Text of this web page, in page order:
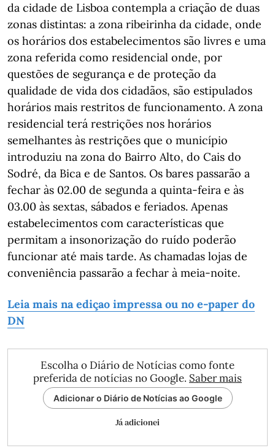
da cidade de Lisboa contempla a criação de duas
zonas distintas: a zona ribeirinha da cidade, onde
os horários dos estabelecimentos são livres e uma
zona referida como residencial onde, por
questões de segurança e de proteção da
qualidade de vida dos cidadãos, são estipulados
horários mais restritos de funcionamento. A zona
residencial terá restrições nos horários
semelhantes às restrições que o município
introduziu na zona do Bairro Alto, do Cais do
Sodré, da Bica e de Santos. Os bares passarão a
fechar às 02.00 de segunda a quinta-feira e às
03.00 às sextas, sábados e feriados. Apenas
estabelecimentos com características que
permitam a insonorização do ruído poderão
funcionar até mais tarde. As chamadas lojas de
conveniência passarão a fechar à meia-noite.
Leia mais na ediçao impressa ou no e-paper do
DN
Escolha o Diário de Notícias como fonte
preferida de notícias no Google. Saber mais
Adicionar o Diário de Notícias ao Google
Já adicionei